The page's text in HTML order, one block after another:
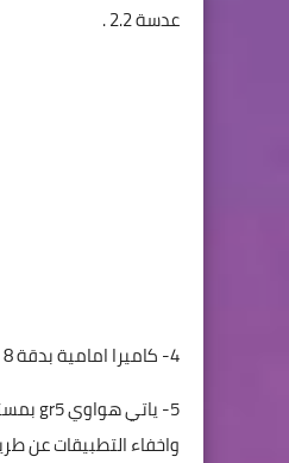
عدسة 2.2 .
4- كاميرا امامية بدقة 8 ميجا بيكسل تدعم تصوير فديو الي دقة 1080 FHD مع دعم التعرف علي الوجة.
واخفاء التطبيقات عن